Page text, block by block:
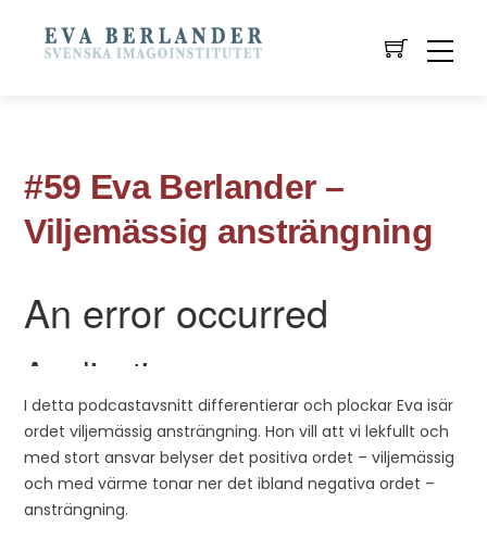
#59 Eva Berlander –
Viljemässig ansträngning
I detta podcastavsnitt differentierar och plockar Eva isär
ordet viljemässig ansträngning. Hon vill att vi lekfullt och
med stort ansvar belyser det positiva ordet – viljemässig
och med värme tonar ner det ibland negativa ordet –
ansträngning.